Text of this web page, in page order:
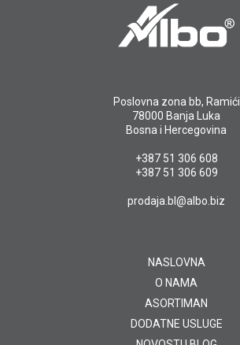
Poslovna zona bb, Ramići
78000 Banja Luka
Bosna i Hercegovina
+387 51 306 608
+387 51 306 609
prodaja.bl@albo.biz
NASLOVNA
O NAMA
ASORTIMAN
DODATNE USLUGE